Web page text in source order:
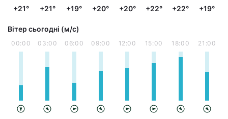
+21° +21° +19° +20° +20° +22° +22° +19°
Вітер сьогодні (м/с)
00:00 03:00 06:00 09:00 12:00 15:00 18:00 21:00